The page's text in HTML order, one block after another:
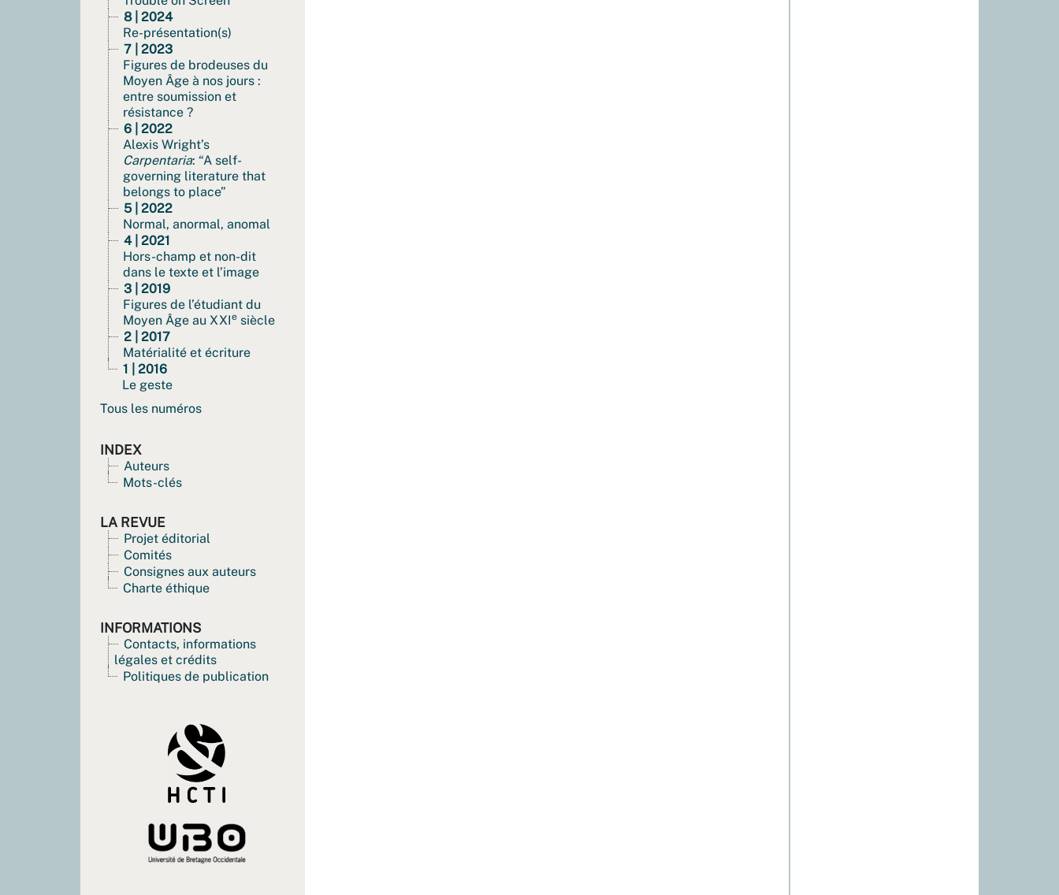
8 | 2024
Re-présentation(s)
7 | 2023
Figures de brodeuses du
Moyen Âge à nos jours :
entre soumission et
résistance ?
6 | 2022
Alexis Wright’s
Carpentaria: “A self-
governing literature that
belongs to place”
5 | 2022
Normal, anormal, anomal
4 | 2021
Hors-champ et non-dit
dans le texte et l’image
3 | 2019
Figures de l’étudiant du
Moyen Âge au XXIe siècle
2 | 2017
Matérialité et écriture
1 | 2016
Le geste
Tous les numéros
INDEX
Auteurs
Mots-clés
LA REVUE
Projet éditorial
Comités
Consignes aux auteurs
Charte éthique
INFORMATIONS
Contacts, informations
légales et crédits
Politiques de publication